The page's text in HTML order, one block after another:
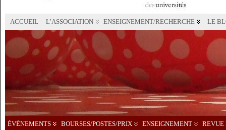
ACCUEIL L’ASSOCIATION ENSEIGNEMENT/RECHERCHE LE
ÉVÉNEMENTS BOURSES/POSTES/PRIX ENSEIGNEMENT REVUE